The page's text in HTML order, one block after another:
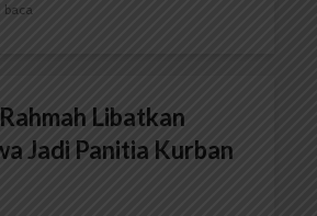
baca
Libatkan
Jadi Panitia Kurban